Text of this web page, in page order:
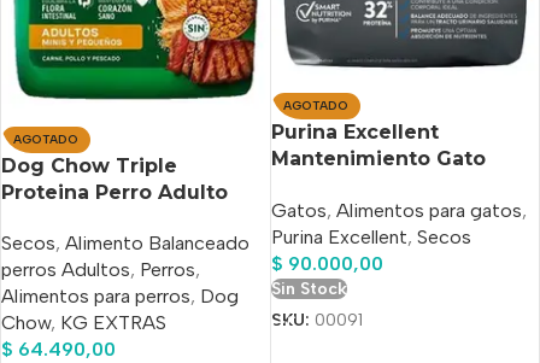
AGOTADO
Dog Chow Triple
Proteina Perro Adulto
Kg.+4 Kg Bonus
Secos, Alimento Balanceado
perros Adultos, Perros,
Alimentos para perros, Dog
Chow, KG EXTRAS
$ 64.490,00
AGOTADO
Purina Excellent
Mantenimiento Gato
Gatos, Alimentos para gatos,
Purina Excellent, Secos
$ 90.000,00
Sin Stock
SKU: 00091